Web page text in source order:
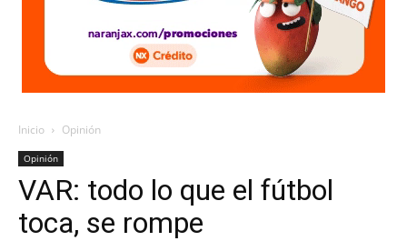
Inicio Opinión
Opinión
VAR: todo lo que el fútbol
toca, se rompe